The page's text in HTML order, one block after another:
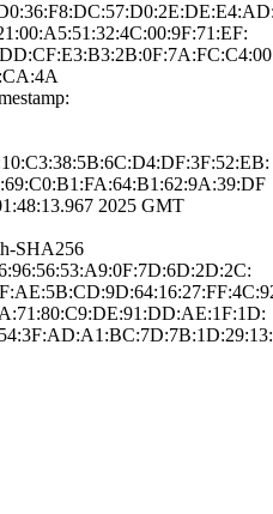
2025 GMT
SHA256